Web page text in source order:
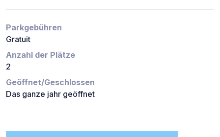
Parkgebühren
Gratuit
Anzahl der Plätze
2
Geöffnet/Geschlossen
Das ganze jahr geöffnet